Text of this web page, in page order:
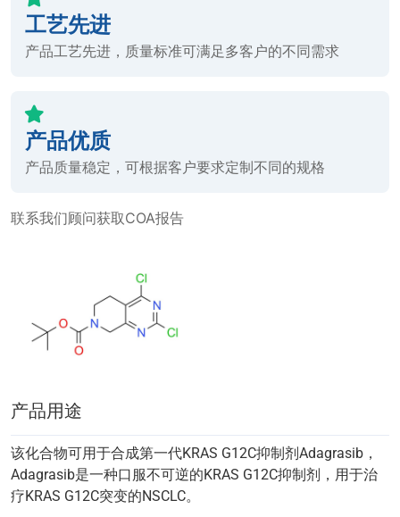
工艺先进
产品工艺先进，质量标准可满足多客户的不同需求
产品优质
产品质量稳定，可根据客户要求定制不同的规格
联系我们顾问获取COA报告
产品用途
该化合物可用于合成第一代KRAS G12C抑制剂Adagrasib，
Adagrasib是一种口服不可逆的KRAS G12C抑制剂，用于治
疗KRAS G12C突变的NSCLC。